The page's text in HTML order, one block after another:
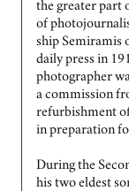
the greater part
of
ship Semiramis
daily press in
photographer
a commission
refurbishment
in preparation
During the
his two eldest